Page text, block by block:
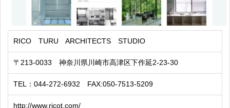
RICO TURU ARCHITECTS STUDIO
〒213-0033 神奈川県川崎市高津区下作延2-23-30
TEL：044-272-6932 FAX:050-7513-5209
http://www.ricot.com/